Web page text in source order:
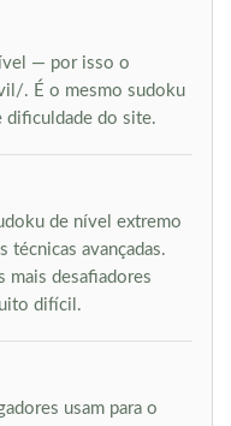
— por isso o
. É o mesmo sudoku
dificuldade do site.
de nível extremo
avançadas.
mais desafiadores
difícil.
usam para o